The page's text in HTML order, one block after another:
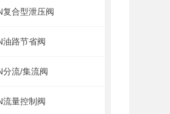
复合型泄压阀
油路节省阀
分流/集流阀
流量控制阀